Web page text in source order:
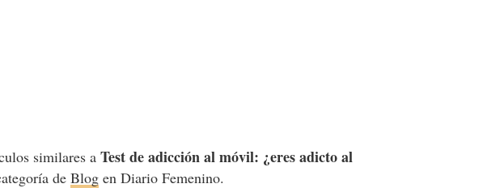
similares aTest de adicción al móvil: ¿eres adicto al
deBlog en Diario Femenino.